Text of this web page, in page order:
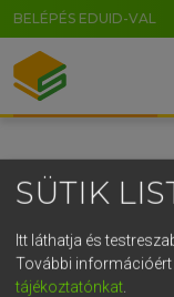
BELÉPÉS EDUID-VAL
SÜTIK
Itt láthatja és
További információért
tájékoztatónkat
GR
5
g h k
v b n